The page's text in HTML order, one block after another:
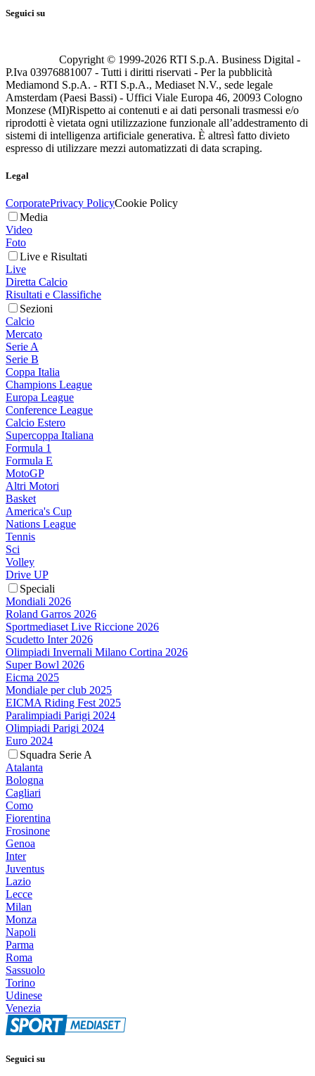
Seguici su
Copyright © 1999-2026 RTI S.p.A. Business Digital -
P.Iva 03976881007 - Tutti i diritti riservati - Per la pubblicità
Mediamond S.p.A. - RTI S.p.A., Mediaset N.V., sede legale
Amsterdam (Paesi Bassi) - Uffici Viale Europa 46, 20093 Cologno
Monzese (MI)Rispetto ai contenuti e ai dati personali trasmessi e/o
riprodotti è vietata ogni utilizzazione funzionale all’addestramento di
sistemi di intelligenza artificiale generativa. È altresì fatto divieto
espresso di utilizzare mezzi automatizzati di data scraping.
Legal
CorporatePrivacy PolicyCookie Policy
Media
Video
Foto
Live e Risultati
Live
Diretta Calcio
Risultati e Classifiche
Sezioni
Calcio
Mercato
Serie A
Serie B
Coppa Italia
Champions League
Europa League
Conference League
Calcio Estero
Supercoppa Italiana
Formula 1
Formula E
MotoGP
Altri Motori
Basket
America's Cup
Nations League
Tennis
Sci
Volley
Drive UP
Speciali
Mondiali 2026
Roland Garros 2026
Sportmediaset Live Riccione 2026
Scudetto Inter 2026
Olimpiadi Invernali Milano Cortina 2026
Super Bowl 2026
Eicma 2025
Mondiale per club 2025
EICMA Riding Fest 2025
Paralimpiadi Parigi 2024
Olimpiadi Parigi 2024
Euro 2024
Squadra Serie A
Atalanta
Bologna
Cagliari
Como
Fiorentina
Frosinone
Genoa
Inter
Juventus
Lazio
Lecce
Milan
Monza
Napoli
Parma
Roma
Sassuolo
Torino
Udinese
Venezia
Seguici su